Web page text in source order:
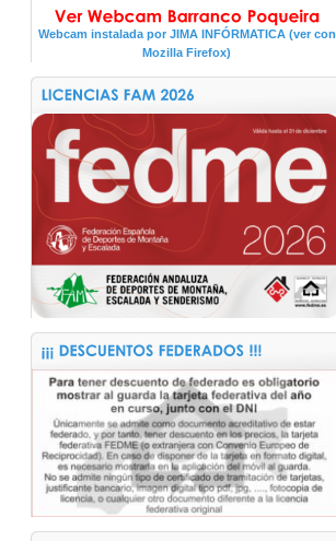
Webcam instalada por JIMA INFÓRMATICA (ver con
Mozilla Firefox)